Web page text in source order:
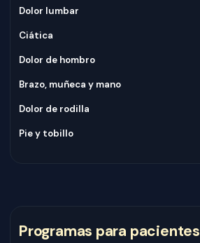
Dolor lumbar
Ciática
Dolor de hombro
Brazo, muñeca y mano
Dolor de rodilla
Pie y tobillo
Programas para pacientes